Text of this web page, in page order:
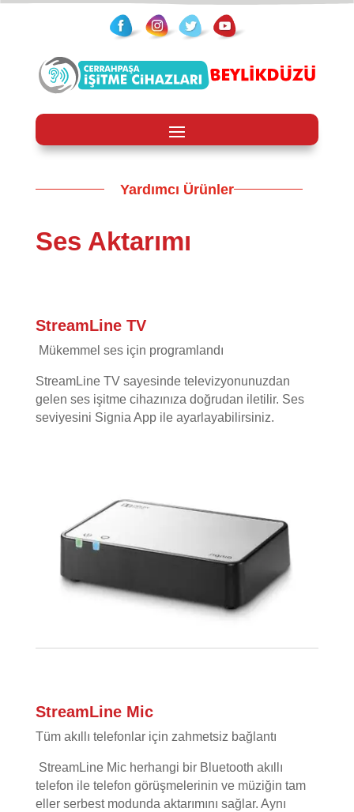
Yardımcı Ürünler
Ses Aktarımı
StreamLine TV
Mükemmel ses için programlandı
StreamLine TV sayesinde televizyonunuzdan
gelen ses işitme cihazınıza doğrudan iletilir. Ses
seviyesini Signia App ile ayarlayabilirsiniz.
StreamLine Mic
Tüm akıllı telefonlar için zahmetsiz bağlantı
StreamLine Mic herhangi bir Bluetooth akıllı
telefon ile telefon görüşmelerinin ve müziğin tam
eller serbest modunda aktarımını sağlar. Aynı